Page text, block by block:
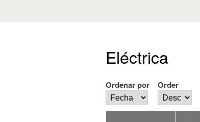
Eléctrica
Ordenar por Order